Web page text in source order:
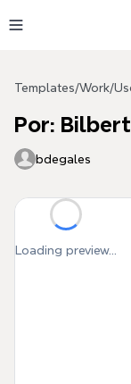
Templates/Work/
Por:
bdegales
Loading preview...